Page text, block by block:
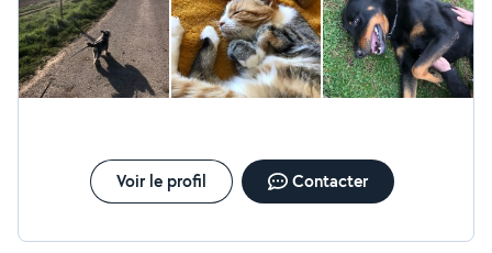
Voir le profil Contacter